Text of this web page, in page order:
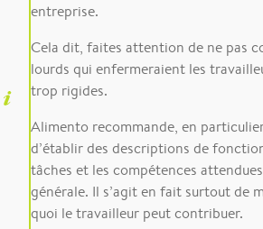
entreprise.
Cela dit, faites attention de ne pas
lourds qui enfermeraient les
trop rigides.
Alimento recommande, en
d’établir des descriptions de
tâches et les compétences
générale. Il s’agit en fait surtout de
quoi le travailleur peut contribuer.